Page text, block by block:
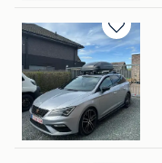
Bewaren
in
Mijn
Favorieten
senna praet
Geraardsbergen